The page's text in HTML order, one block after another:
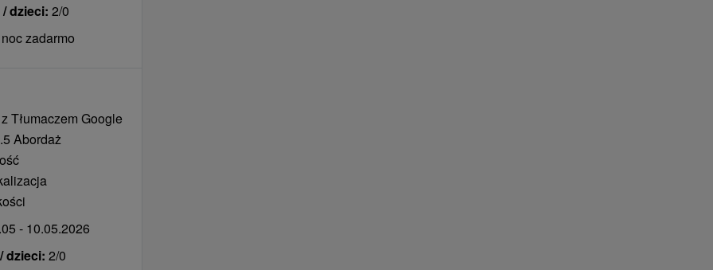
dzieci: 2/0
zadarmo
Tłumaczem Google
Abordaż
- 10.05.2026
dzieci: 2/0